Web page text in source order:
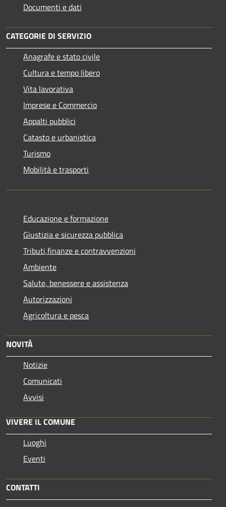
Documenti e dati
CATEGORIE DI SERVIZIO
Anagrafe e stato civile
Cultura e tempo libero
Vita lavorativa
Imprese e Commercio
Appalti pubblici
Catasto e urbanistica
Turismo
Mobilità e trasporti
Educazione e formazione
Giustizia e sicurezza pubblica
Tributi,finanze e contravvenzioni
Ambiente
Salute, benessere e assistenza
Autorizzazioni
Agricoltura e pesca
NOVITÀ
Notizie
Comunicati
Avvisi
VIVERE IL COMUNE
Luoghi
Eventi
CONTATTI